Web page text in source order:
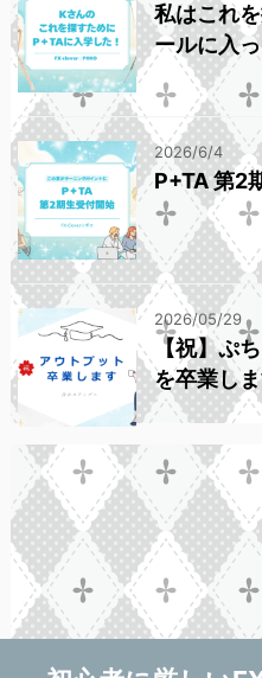
私はこれ
ールに入っ
2026/6/4
P+TA 第2
2026/05/29
【祝】ぷ
を卒業し